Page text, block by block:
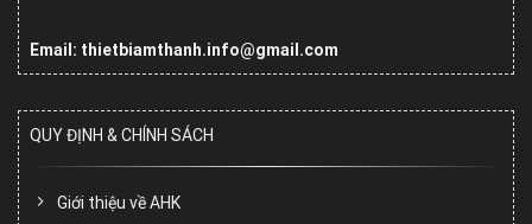
Email: thietbiamthanh.info@gmail.com
QUY ĐỊNH & CHÍNH SÁCH
Giới thiệu về AHK